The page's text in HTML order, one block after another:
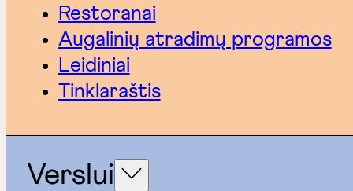
Restoranai
Augalinių atradimų programos
Leidiniai
Tinklaraštis
Verslui